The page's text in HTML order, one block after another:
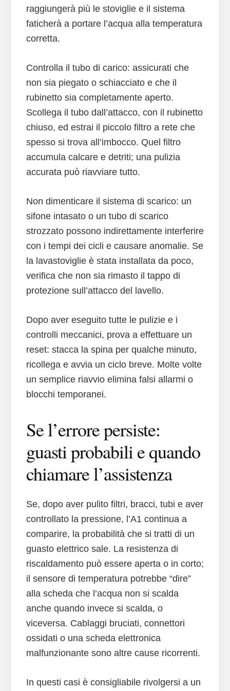
raggiungerà più le stoviglie e il sistema
faticherà a portare l’acqua alla temperatura
corretta.
Controlla il tubo di carico: assicurati che
non sia piegato o schiacciato e che il
rubinetto sia completamente aperto.
Scollega il tubo dall’attacco, con il rubinetto
chiuso, ed estrai il piccolo filtro a rete che
spesso si trova all’imbocco. Quel filtro
accumula calcare e detriti; una pulizia
accurata può riavviare tutto.
Non dimenticare il sistema di scarico: un
sifone intasato o un tubo di scarico
strozzato possono indirettamente interferire
con i tempi dei cicli e causare anomalie. Se
la lavastoviglie è stata installata da poco,
verifica che non sia rimasto il tappo di
protezione sull’attacco del lavello.
Dopo aver eseguito tutte le pulizie e i
controlli meccanici, prova a effettuare un
reset: stacca la spina per qualche minuto,
ricollega e avvia un ciclo breve. Molte volte
un semplice riavvio elimina falsi allarmi o
blocchi temporanei.
Se l’errore persiste:
guasti probabili e quando
chiamare l’assistenza
Se, dopo aver pulito filtri, bracci, tubi e aver
controllato la pressione, l’A1 continua a
comparire, la probabilità che si tratti di un
guasto elettrico sale. La resistenza di
riscaldamento può essere aperta o in corto;
il sensore di temperatura potrebbe “dire”
alla scheda che l’acqua non si scalda
anche quando invece si scalda, o
viceversa. Cablaggi bruciati, connettori
ossidati o una scheda elettronica
malfunzionante sono altre cause ricorrenti.
In questi casi è consigliabile rivolgersi a un